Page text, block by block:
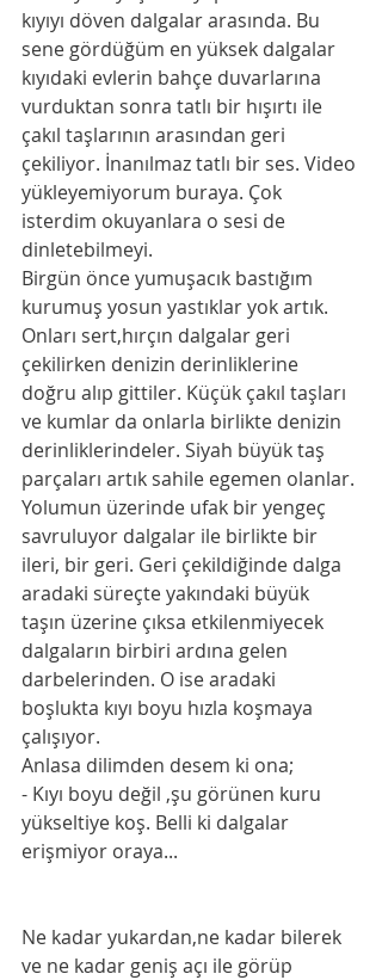
kıyıyı döven dalgalar arasında. Bu
sene gördüğüm en yüksek dalgalar
kıyıdaki evlerin bahçe duvarlarına
vurduktan sonra tatlı bir hışırtı ile
çakıl taşlarının arasından geri
çekiliyor. İnanılmaz tatlı bir ses. Video
yükleyemiyorum buraya. Çok
isterdim okuyanlara o sesi de
dinletebilmeyi.
Birgün önce yumuşacık bastığım
kurumuş yosun yastıklar yok artık.
Onları sert,hırçın dalgalar geri
çekilirken denizin derinliklerine
doğru alıp gittiler. Küçük çakıl taşları
ve kumlar da onlarla birlikte denizin
derinliklerindeler. Siyah büyük taş
parçaları artık sahile egemen olanlar.
Yolumun üzerinde ufak bir yengeç
savruluyor dalgalar ile birlikte bir
ileri, bir geri. Geri çekildiğinde dalga
aradaki süreçte yakındaki büyük
taşın üzerine çıksa etkilenmiyecek
dalgaların birbiri ardına gelen
darbelerinden. O ise aradaki
boşlukta kıyı boyu hızla koşmaya
çalışıyor.
Anlasa dilimden desem ki ona;
- Kıyı boyu değil ,şu görünen kuru
yükseltiye koş. Belli ki dalgalar
erişmiyor oraya...
Ne kadar yukardan,ne kadar bilerek
ve ne kadar geniş açı ile görüp